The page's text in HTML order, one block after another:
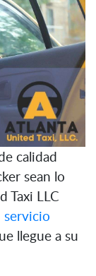
calidad
sean lo
Taxi LLC
servicio
llegue a su